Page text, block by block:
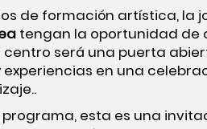
de formación artística, la
tengan la oportunidad de
será una puerta
en una
esta es una